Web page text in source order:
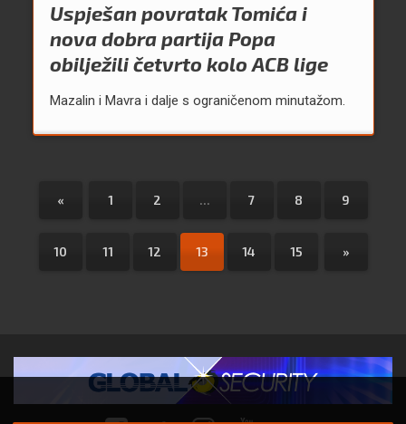
Uspješan povratak Tomića i
nova dobra partija Popa
obilježili četvrto kolo ACB lige
Mazalin i Mavra i dalje s ograničenom minutažom.
« 1 2 ... 7 8 9
10 11 12 13 14 15 »